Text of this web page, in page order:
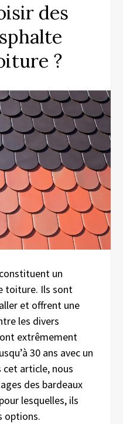
des
?
un
toiture. Ils sont
et offrent une
les divers
extrêmement
30 ans avec un
cet article, nous
des bardeaux
lesquelles, ils
options.